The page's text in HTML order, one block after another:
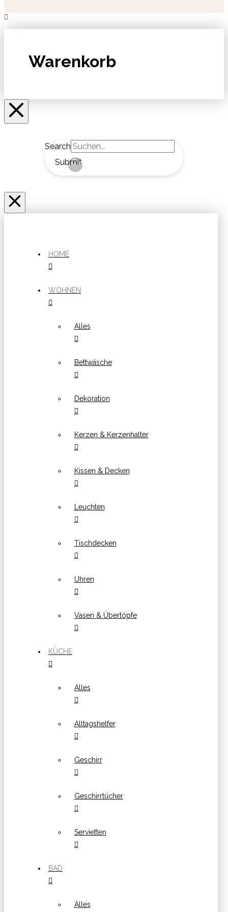
Warenkorb
Search
Submit
Clear
HOME
WOHNEN
Alles
Bettwäsche
Dekoration
Kerzen & Kerzenhalter
Kissen & Decken
Leuchten
Tischdecken
Uhren
Vasen & Übertöpfe
KÜCHE
Alles
Alltagshelfer
Geschirr
Geschirrtücher
Servietten
BAD
Alles